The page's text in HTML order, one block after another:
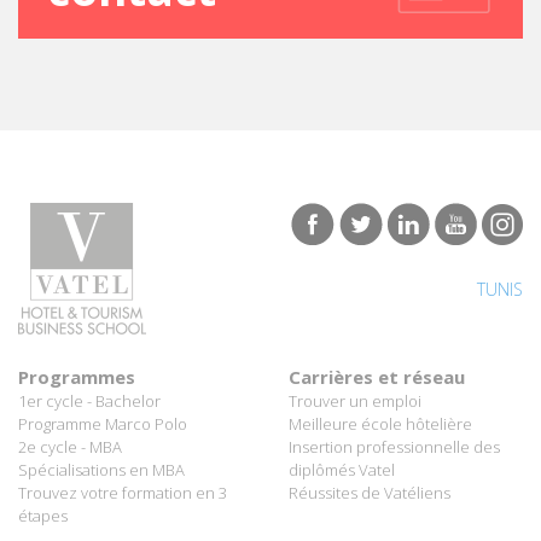
TUNIS
Programmes
1er cycle - Bachelor
Programme Marco Polo
2e cycle - MBA
Spécialisations en MBA
Trouvez votre formation en 3
étapes
Carrières et réseau
Trouver un emploi
Meilleure école hôtelière
Insertion professionnelle des
diplômés Vatel
Réussites de Vatéliens